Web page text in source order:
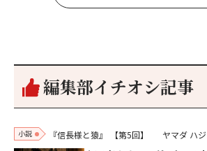
編集部イチオシ記事
小説 『信長様と猿』 【第5回】 ヤマダ ハ